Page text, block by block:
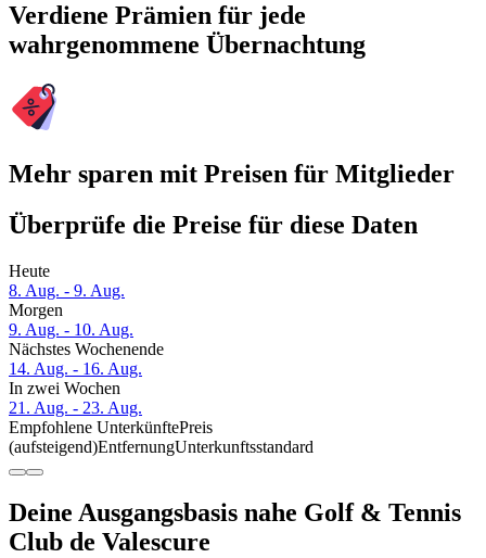
Verdiene Prämien für jede
wahrgenommene Übernachtung
Mehr sparen mit Preisen für Mitglieder
Überprüfe die Preise für diese Daten
Heute
8. Aug. - 9. Aug.
Morgen
9. Aug. - 10. Aug.
Nächstes Wochenende
14. Aug. - 16. Aug.
In zwei Wochen
21. Aug. - 23. Aug.
Empfohlene UnterkünftePreis
(aufsteigend)EntfernungUnterkunftsstandard
Deine Ausgangsbasis nahe Golf & Tennis
Club de Valescure